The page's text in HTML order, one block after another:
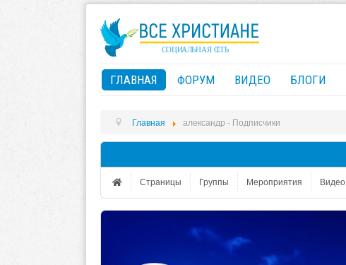
ГЛАВНАЯ ФОРУМ ВИДЕО БЛОГИ
Главная александр - Подписчики
Страницы Группы Мероприятия Видео